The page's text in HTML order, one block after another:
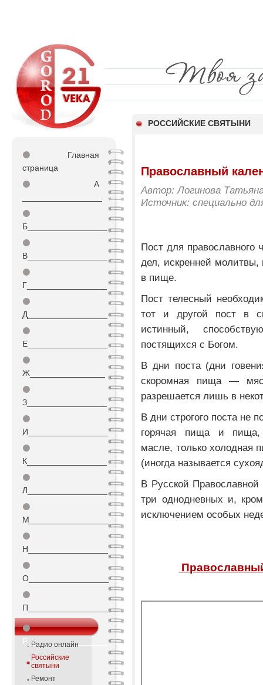
РОССИЙСКИЕ СВЯТЫНИ
⚫
Главная
страница
⚫
А
⚫
Б_________________
⚫
В_________________
⚫
Г_________________
⚫
Д_________________
⚫
Е_________________
⚫
Ж________________
⚫
З_________________
⚫
И_________________
⚫
К_________________
⚫
Л_________________
⚫
М_________________
⚫
Н_________________
⚫
О_________________
⚫
П_________________
⚫
Р_________________
Радио онлайн
Российские
святыни
Ремонт
Православный
Автор: Логинова
Источник: специально
Пост для православного
дел, искренней
в пище.
Пост телесный
тот и другой пост в
истинный,
постящихся с Богом.
В дни поста (дни
скоромная пища —
разрешается лишь в
В дни строгого поста не
горячая пища и пища,
масле, только холодная
(иногда называется
В Русской
три однодневных и,
исключением особых